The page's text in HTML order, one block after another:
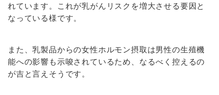
れています。これが乳がんリスクを増大させる要因と
なっている様です。
また、乳製品からの女性ホルモン摂取は男性の生殖機
能への影響も示唆されているため、なるべく控えるの
が吉と言えそうです。